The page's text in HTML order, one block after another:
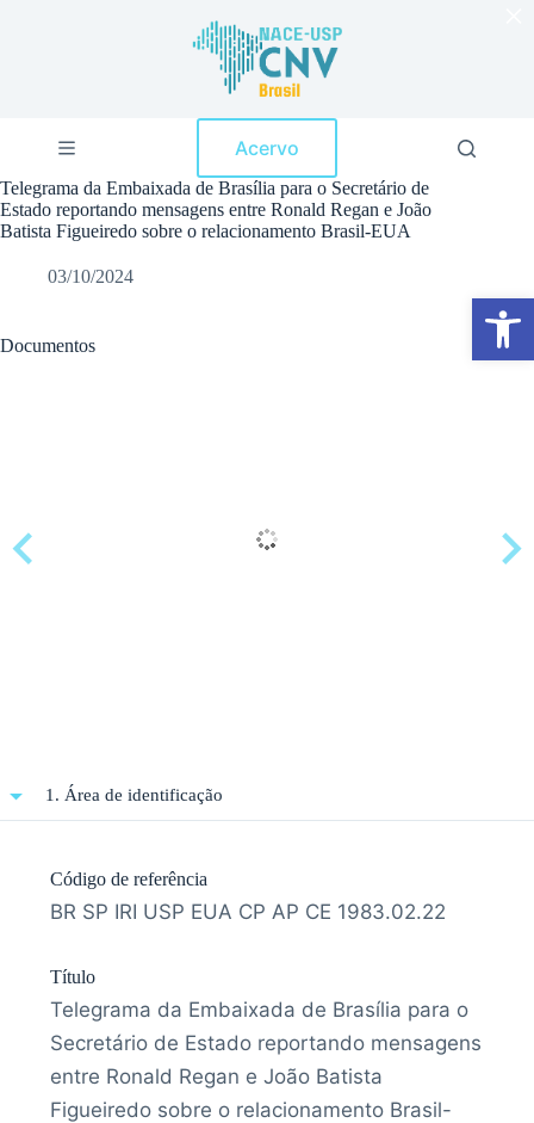
Abrir a barra de ferramentas
a
o
c
ú
Acervo
Telegrama da Embaixada de Brasília para o Secretário de
Estado reportando mensagens entre Ronald Regan e João
Batista Figueiredo sobre o relacionamento Brasil-EUA
03/10/2024
Documentos
1. Área de identificação
Código de referência
BR SP IRI USP EUA CP AP CE 1983.02.22
Título
Telegrama da Embaixada de Brasília para o
Secretário de Estado reportando mensagens
entre Ronald Regan e João Batista
Figueiredo sobre o relacionamento Brasil-